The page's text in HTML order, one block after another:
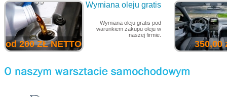
od 200 ZŁ NETTO
Wymiana oleju gratis
Wymiana oleju gratis pod
warunkiem zakupu oleju w
naszej firmie.
350,00